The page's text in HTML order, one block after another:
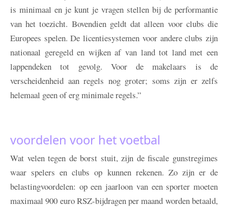
is minimaal en je kunt je vragen stellen bij de performantie
van het toezicht. Bovendien geldt dat alleen voor clubs die
Europees spelen. De licentiesystemen voor andere clubs zijn
nationaal geregeld en wijken af van land tot land met een
lappendeken tot gevolg. Voor de makelaars is de
verscheidenheid aan regels nog groter; soms zijn er zelfs
helemaal geen of erg minimale regels.”
voordelen voor het voetbal
Wat velen tegen de borst stuit, zijn de fiscale gunstregimes
waar spelers en clubs op kunnen rekenen. Zo zijn er de
belastingvoordelen: op een jaarloon van een sporter moeten
maximaal 900 euro RSZ-bijdragen per maand worden betaald,